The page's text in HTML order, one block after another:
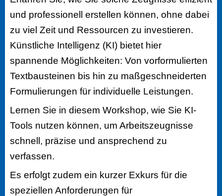
und professionell erstellen können, ohne dabei
zu viel Zeit und Ressourcen zu investieren.
Künstliche Intelligenz (KI) bietet hier
spannende Möglichkeiten: Von vorformulierten
Textbausteinen bis hin zu maßgeschneiderten
Formulierungen für individuelle Leistungen.
Lernen Sie in diesem Workshop, wie Sie KI-
Tools nutzen können, um Arbeitszeugnisse
schnell, präzise und ansprechend zu
verfassen.
Es erfolgt zudem ein kurzer Exkurs für die
speziellen Anforderungen für